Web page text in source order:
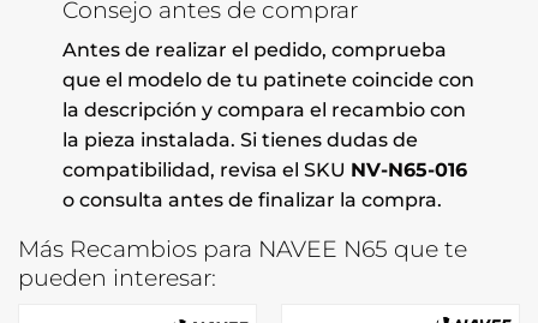
Consejo antes de comprar
Antes de realizar el pedido, comprueba
que el modelo de tu patinete coincide con
la descripción y compara el recambio con
la pieza instalada. Si tienes dudas de
compatibilidad, revisa el SKU NV-N65-016
o consulta antes de finalizar la compra.
Más Recambios para NAVEE N65 que te
pueden interesar: